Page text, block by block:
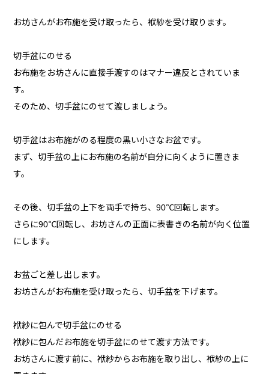
お坊さんがお布施を受け取ったら、袱紗を受け取ります。
切手盆にのせる
お布施をお坊さんに直接手渡すのはマナー違反とされていま
す。
そのため、切手盆にのせて渡しましょう。
切手盆はお布施がのる程度の黒い小さなお盆です。
まず、切手盆の上にお布施の名前が自分に向くように置きま
す。
その後、切手盆の上下を両手で持ち、90℃回転します。
さらに90℃回転し、お坊さんの正面に表書きの名前が向く位置
にします。
お盆ごと差し出します。
お坊さんがお布施を受け取ったら、切手盆を下げます。
袱紗に包んで切手盆にのせる
袱紗に包んだお布施を切手盆にのせて渡す方法です。
お坊さんに渡す前に、袱紗からお布施を取り出し、袱紗の上に